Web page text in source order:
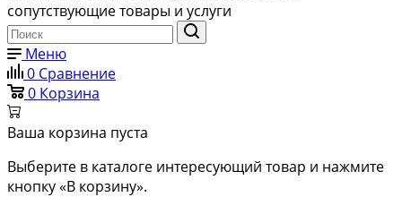
сопутствующие товары и услуги
Меню
0 Сравнение
0 Корзина
Ваша корзина пуста
Выберите в каталоге интересующий товар и нажмите
кнопку «В корзину».